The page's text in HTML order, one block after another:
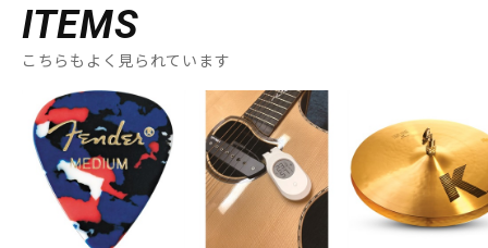
ITEMS
こちらもよく見られています